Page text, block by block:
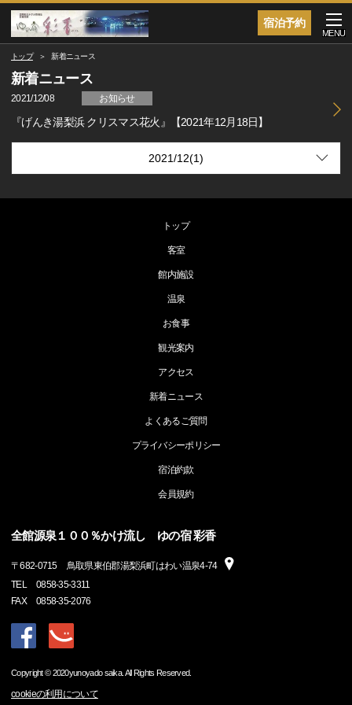
宿泊予約
MENU
トップ 新着ニュース
新着ニュース
2021/12/08 お知らせ
『げんき湯梨浜 クリスマス花火』【2021年12月18日】
トップ
客室
館内施設
温泉
お食事
観光案内
アクセス
新着ニュース
よくあるご質問
プライバシーポリシー
宿泊約款
会員規約
全館源泉１００％かけ流し ゆの宿 彩香
〒682-0715
鳥取県東伯郡湯梨浜町はわい温泉4-74
TEL
0858-35-3311
FAX
0858-35-2076
Copyright © 2020yunoyado saika. All Rights Reserved.
cookieの利用について